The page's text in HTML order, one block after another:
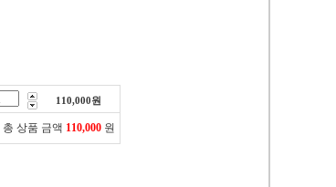
110,000원
총 상품 금액 110,000 원